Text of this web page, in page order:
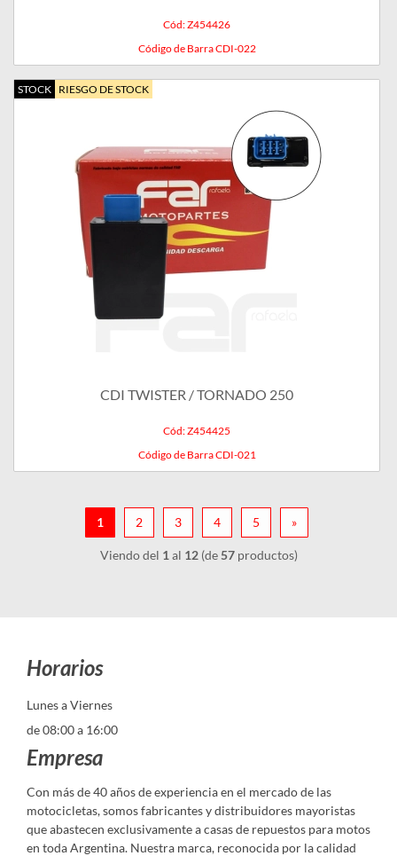
Cód: Z454426
Código de Barra CDI-022
STOCK RIESGO DE STOCK
CDI TWISTER / TORNADO 250
Cód: Z454425
Código de Barra CDI-021
1 2 3 4 5 »
Viendo del 1 al 12(de 57productos)
Horarios
Lunes a Viernes
de 08:00 a 16:00
Empresa
Con más de 40 años de experiencia en el mercado de las
motocicletas, somos fabricantes y distribuidores mayoristas
que abastecen exclusivamente a casas de repuestos para motos
en toda Argentina. Nuestra marca, reconocida por la calidad